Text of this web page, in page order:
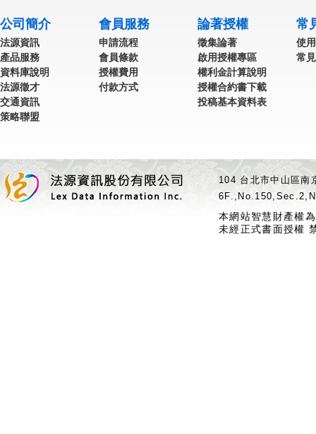
公司簡介
法源資訊
產品服務
資料庫說明
法源徵才
交通資訊
策略聯盟
會員服務
申請流程
會員條款
授權費用
付款方式
論著授權
徵集論著
啟用授權專區
權利金計算說明
授權合約書下載
投稿基本資料表
常
使
常
104 台北市中山區
本網站智慧財產權
未經正式書面授權